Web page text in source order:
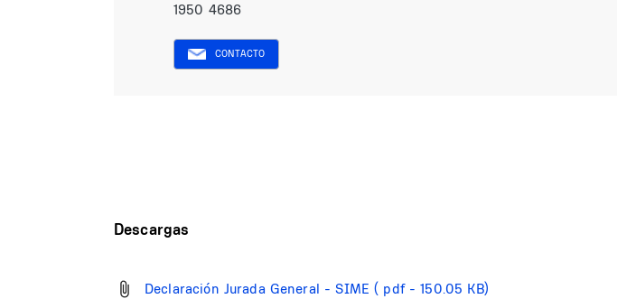
1950 4686
CONTACTO
Descargas
Declaración Jurada General - SIME ( pdf - 150.05 KB)